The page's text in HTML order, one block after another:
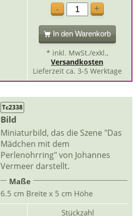
-
+
In den Warenkorb
* inkl. MwSt./exkl.,
Versandkosten
Lieferzeit ca. 3-5 Werktage
Tc2338
Bild
Miniaturbild, das die Szene "Das
Mädchen mit dem
Perlenohrring" von Johannes
Vermeer darstellt.
Maße
6.5 cm Breite x 5 cm Höhe
Stückzahl